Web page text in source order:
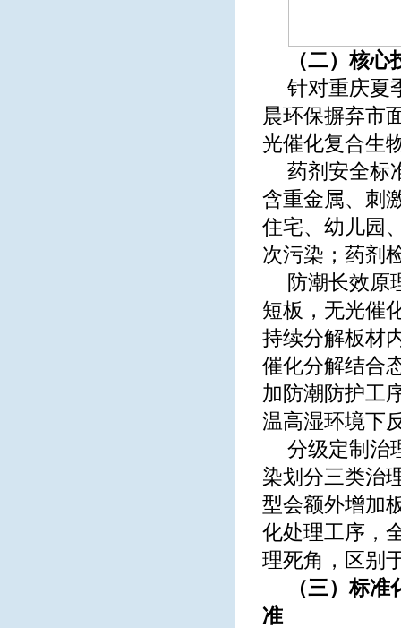
（二）核
针对重庆夏
晨环保摒弃市
光催化复合生
药剂安全标
含重金属、刺
住宅、幼儿园
次污染；药剂
防潮长效原
短板，无光催
持续分解板材
催化分解结合
加防潮防护工
温高湿环境下
分级定制治
染划分三类治
型会额外增加
化处理工序，
理死角，区别
（三）标
准